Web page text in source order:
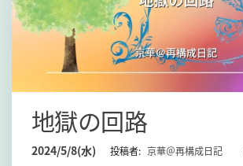
地獄の回路
2024/5/8(水) 投稿者: 京華＠再構成日記